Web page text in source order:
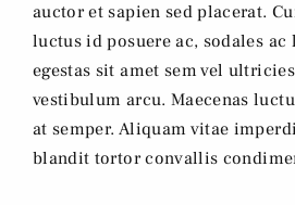
auctor et sapien sed placerat.
luctus id posuere ac, sodales ac
egestas sit amet sem vel
vestibulum arcu. Maecenas
at semper. Aliquam vitae
blandit tortor convallis